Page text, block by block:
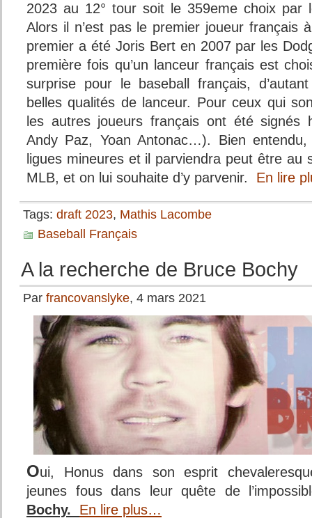
2023 au 12° tour soit le 359eme choix par
Alors il n’est pas le premier joueur français
premier a été Joris Bert en 2007 par les
première fois qu’un lanceur français est
surprise pour le baseball français,
belles qualités de lanceur. Pour ceux qui
les autres joueurs français ont été signés
Andy Paz, Yoan Antonac…). Bien
ligues mineures et il parviendra peut être au
MLB, et on lui souhaite d’y parvenir. En lire
Tags: draft 2023, Mathis Lacombe
Baseball Français
A la recherche de Bruce Bochy
Par francovanslyke, 4 mars 2021
Oui, Honus dans son esprit
jeunes fous dans leur quête de
Bochy. En lire plus…